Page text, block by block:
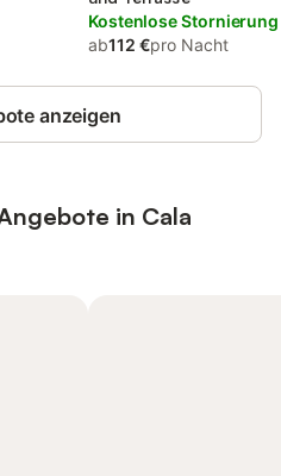
Kostenlose Stornierung
ab112 €pro Nacht
anzeigen
in Cala